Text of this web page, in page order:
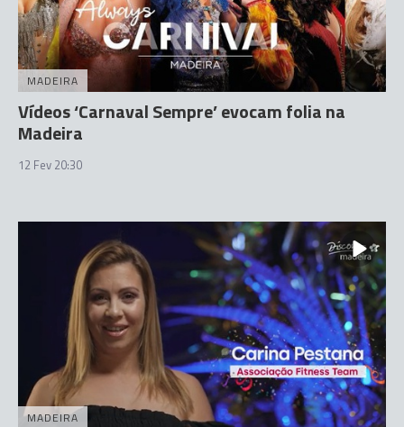
MADEIRA
Vídeos ‘Carnaval Sempre’ evocam folia na
Madeira
12 Fev 20:30
MADEIRA